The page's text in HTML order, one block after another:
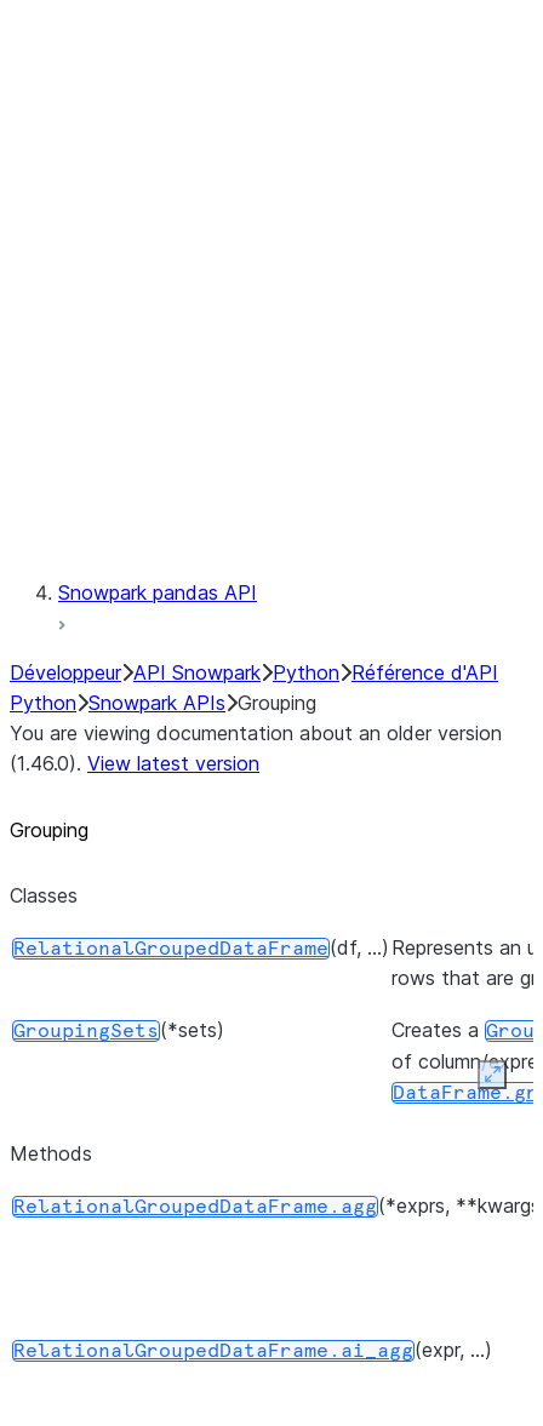
Snowpark pandas API
Développeur API Snowpark Python Référence d'API
Python Snowpark APIs Grouping
You are viewing documentation about an older version
(1.46.0). View latest version
Grouping
Classes
RelationalGroupedDataFrame(df, ...) Represents an
rows that are
GroupingSets(*sets) Creates a
of column/
Methods
RelationalGroupedDataFrame.agg(*exprs,
RelationalGroupedDataFrame.ai_agg(expr, ...)